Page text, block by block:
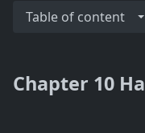
Table of content
Chapter 10